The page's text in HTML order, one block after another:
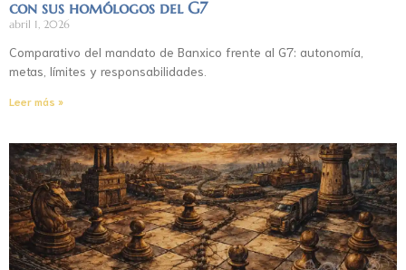
con sus homólogos del G7
abril 1, 2026
Comparativo del mandato de Banxico frente al G7: autonomía,
metas, límites y responsabilidades.
Leer más »